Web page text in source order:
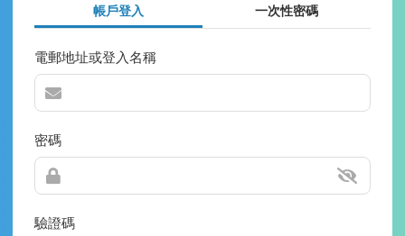
帳戶登入 一次性密碼
電郵地址或登入名稱
密碼
驗證碼